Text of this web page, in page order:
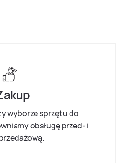
wyborze sprzętu do
obsługę przed- i